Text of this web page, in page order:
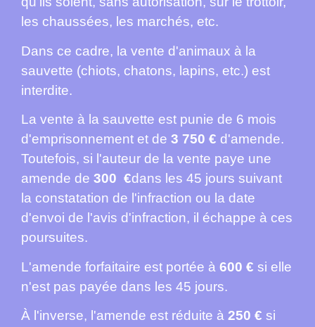
les chaussées, les marchés, etc.
Dans ce cadre, la vente d'animaux à la
sauvette (chiots, chatons, lapins, etc.) est
interdite.
La vente à la sauvette est punie de 6 mois
d'emprisonnement et de 3 750 € d'amende.
Toutefois, si l'auteur de la vente paye une
amende de 300 €dans les 45 jours suivant
la constatation de l'infraction ou la date
d'envoi de l'avis d'infraction, il échappe à ces
poursuites.
L'amende forfaitaire est portée à 600 € si elle
n'est pas payée dans les 45 jours.
À l'inverse, l'amende est réduite à 250 € si